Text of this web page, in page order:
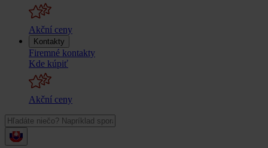
Akční ceny
Kontakty
Firemné kontakty
Kde kúpiť
Akční ceny